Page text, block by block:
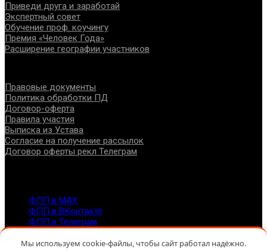
Приведи друга и заработай
Экспертный совет
Обучение проф. коучингу
Премия «Человек Года»
Расширение географии участников
Правовые документы
Политика обработки ПД
Договор-оферта
Правила участия
Выписка из Устава
Согласие на получение рассылок
Договор оферты рекл Телеграм
ФПП в МАХ
ФПП в ВКонтакте
ФПП в Телеграм
7-495-127-10-45
Мы используем cookie-файлы, чтобы сайт работал надёжно.